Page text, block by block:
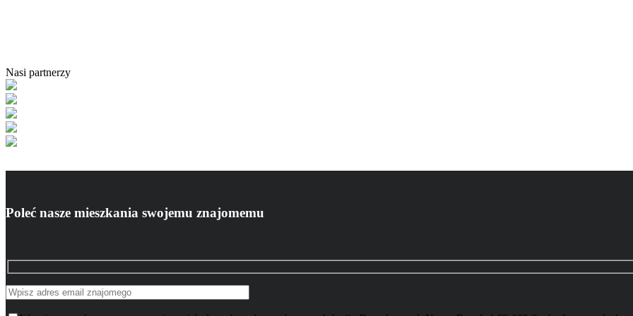
Nasi partnerzy
Poleć nasze mieszkania swojemu znajomemu